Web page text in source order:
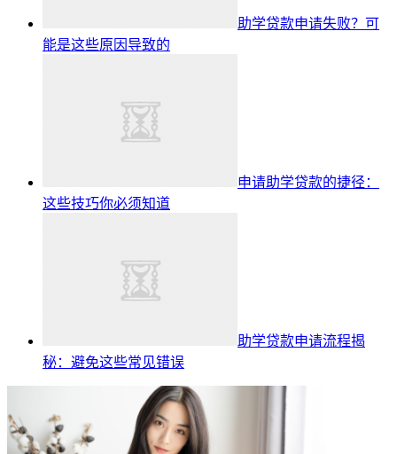
助学贷款申请失败？可
能是这些原因导致的
申请助学贷款的捷径：
这些技巧你必须知道
助学贷款申请流程揭
秘：避免这些常见错误